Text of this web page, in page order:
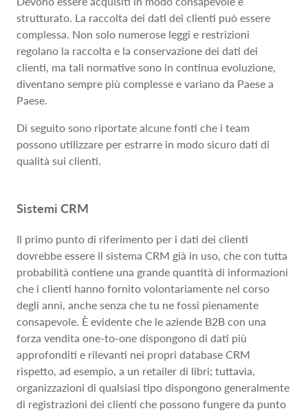
strutturato. La raccolta dei dati dei clienti può essere
complessa. Non solo numerose leggi e restrizioni
regolano la raccolta e la conservazione dei dati dei
clienti, ma tali normative sono in continua evoluzione,
diventano sempre più complesse e variano da Paese a
Paese.
Di seguito sono riportate alcune fonti che i team
possono utilizzare per estrarre in modo sicuro dati di
qualità sui clienti.
Sistemi CRM
Il primo punto di riferimento per i dati dei clienti
dovrebbe essere il sistema CRM già in uso, che con tutta
probabilità contiene una grande quantità di informazioni
che i clienti hanno fornito volontariamente nel corso
degli anni, anche senza che tu ne fossi pienamente
consapevole. È evidente che le aziende B2B con una
forza vendita one-to-one dispongono di dati più
approfonditi e rilevanti nei propri database CRM
rispetto, ad esempio, a un retailer di libri; tuttavia,
organizzazioni di qualsiasi tipo dispongono generalmente
di registrazioni dei clienti che possono fungere da punto